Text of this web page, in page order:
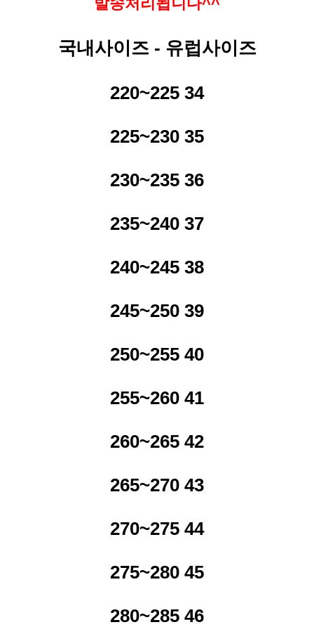
국내사이즈 - 유럽사이즈
220~225 34
225~230 35
230~235 36
235~240 37
240~245 38
245~250 39
250~255 40
255~260 41
260~265 42
265~270 43
270~275 44
275~280 45
280~285 46